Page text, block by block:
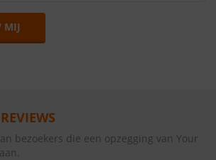
MIJ
bezoekers die een opzegging van Your